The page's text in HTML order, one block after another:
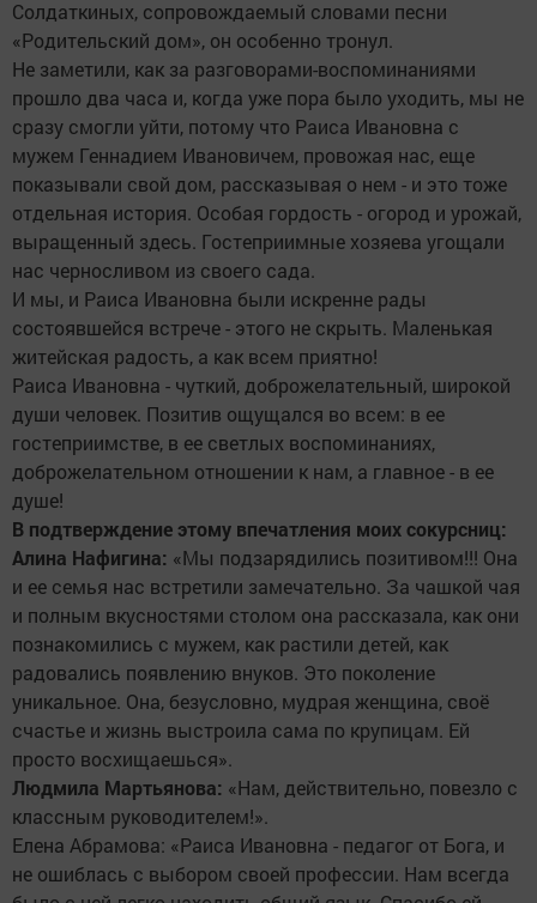
Солдаткиных, сопровождаемый словами песни
«Родительский дом», он особенно тронул.
Не заметили, как за разговорами-воспоминаниями
прошло два часа и, когда уже пора было уходить, мы не
сразу смогли уйти, потому что Раиса Ивановна с
мужем Геннадием Ивановичем, провожая нас, еще
показывали свой дом, рассказывая о нем - и это тоже
отдельная история. Особая гордость - огород и урожай,
выращенный здесь. Гостеприимные хозяева угощали
нас черносливом из своего сада.
И мы, и Раиса Ивановна были искренне рады
состоявшейся встрече - этого не скрыть. Маленькая
житейская радость, а как всем приятно!
Раиса Ивановна - чуткий, доброжелательный, широкой
души человек. Позитив ощущался во всем: в ее
гостеприимстве, в ее светлых воспоминаниях,
доброжелательном отношении к нам, а главное - в ее
душе!
В подтверждение этому впечатления моих сокурсниц:
Алина Нафигина: «Мы подзарядились позитивом!!! Она
и ее семья нас встретили замечательно. За чашкой чая
и полным вкусностями столом она рассказала, как они
познакомились с мужем, как растили детей, как
радовались появлению внуков. Это поколение
уникальное. Она, безусловно, мудрая женщина, своё
счастье и жизнь выстроила сама по крупицам. Ей
просто восхищаешься».
Людмила Мартьянова: «Нам, действительно, повезло с
классным руководителем!».
Елена Абрамова: «Раиса Ивановна - педагог от Бога, и
не ошиблась с выбором своей профессии. Нам всегда